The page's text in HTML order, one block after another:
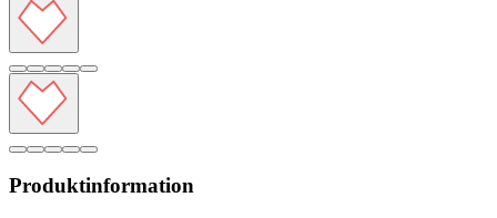
Produktinformation